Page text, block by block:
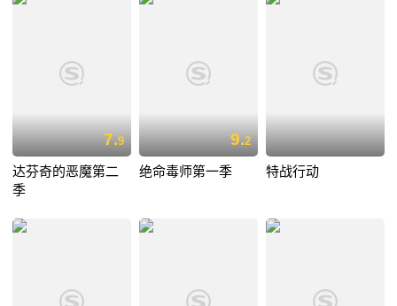
7.9
达芬奇的恶魔第二
季
9.2
绝命毒师第一季 特战行动